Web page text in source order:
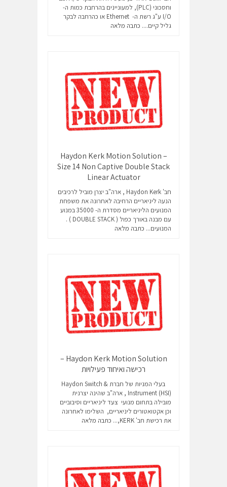
וחסכוני (PLC), למעוניינים בהרחבת כמות ה-
I/O ע"ג רשת ה- Ethernet או כהרחבה לבקר
גליל קיים.... כתבה מלאה
Haydon Kerk Motion Solution –
Size 14 Non Captive Double Stack
Linear Actuator
חב' Haydon Kerk , ארה"ב יצרן מוביל לרכיבים
הנעה ליניאריים הרחיבה לאחרונה את משפחת
המנועים הליניאריים מסדרת ה- 35000 במנוע
עם מבנה באורך כפול ( DOUBLE STACK ) .
המנועים... כתבה מלאה
Haydon Kerk Motion Solution –
רכישה ואיחוד פעילויות
בעלי המניות של חברת Haydon Switch &
Instrument (HSI) , ארה"ב שהינה יצרנית
מובילה בתחום מנועי צעד ליניאריים וסיבוביים
וכן אקטואטורים ליניאריים, השלימו לאחרונה
את רכישת חב' KERK,...
כתבה מלאה